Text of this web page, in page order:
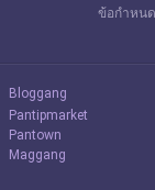
ข้อกำหน
Bloggang
Pantipmarket
Pantown
Maggang